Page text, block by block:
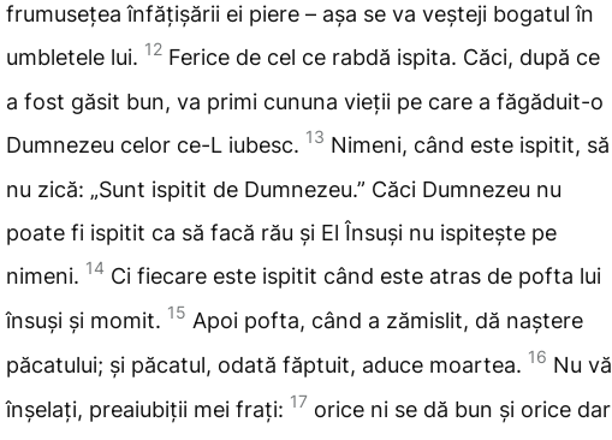
frumusețea înfățișării ei piere – așa se va veșteji bogatul în
umbletele lui. 12 Ferice de cel ce rabdă ispita. Căci, după ce
a fost găsit bun, va primi cununa vieții pe care a făgăduit-o
Dumnezeu celor ce-L iubesc. 13 Nimeni, când este ispitit, să
nu zică: „Sunt ispitit de Dumnezeu.” Căci Dumnezeu nu
poate fi ispitit ca să facă rău și El Însuși nu ispitește pe
nimeni. 14 Ci fiecare este ispitit când este atras de pofta lui
însuși și momit. 15 Apoi pofta, când a zămislit, dă naștere
păcatului; și păcatul, odată făptuit, aduce moartea. 16 Nu vă
înșelați, preaiubiții mei frați: 17 orice ni se dă bun și orice dar